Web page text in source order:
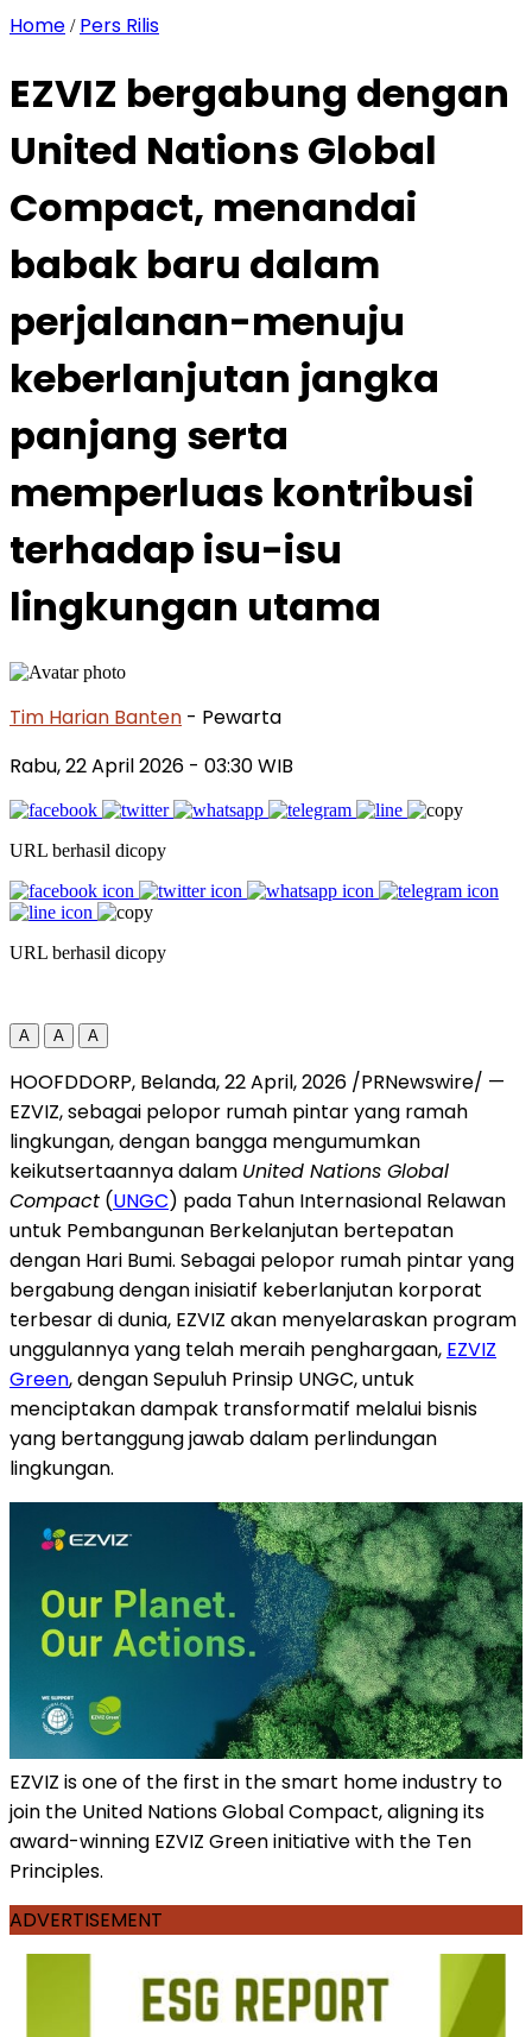
Home / Pers Rilis
EZVIZ bergabung dengan
United Nations Global
Compact, menandai
babak baru dalam
perjalanan-menuju
keberlanjutan jangka
panjang serta
memperluas kontribusi
terhadap isu-isu
lingkungan utama
Tim Harian Banten - Pewarta
Rabu, 22 April 2026 - 03:30 WIB
URL berhasil dicopy
URL berhasil dicopy
A A A
HOOFDDORP, Belanda, 22 April, 2026 /PRNewswire/ —
EZVIZ, sebagai pelopor rumah pintar yang ramah
lingkungan, dengan bangga mengumumkan
keikutsertaannya dalam United Nations Global
Compact (UNGC) pada Tahun Internasional Relawan
untuk Pembangunan Berkelanjutan bertepatan
dengan Hari Bumi. Sebagai pelopor rumah pintar yang
bergabung dengan inisiatif keberlanjutan korporat
terbesar di dunia, EZVIZ akan menyelaraskan program
unggulannya yang telah meraih penghargaan, EZVIZ
Green, dengan Sepuluh Prinsip UNGC, untuk
menciptakan dampak transformatif melalui bisnis
yang bertanggung jawab dalam perlindungan
lingkungan.
EZVIZ is one of the first in the smart home industry to
join the United Nations Global Compact, aligning its
award-winning EZVIZ Green initiative with the Ten
Principles.
ADVERTISEMENT